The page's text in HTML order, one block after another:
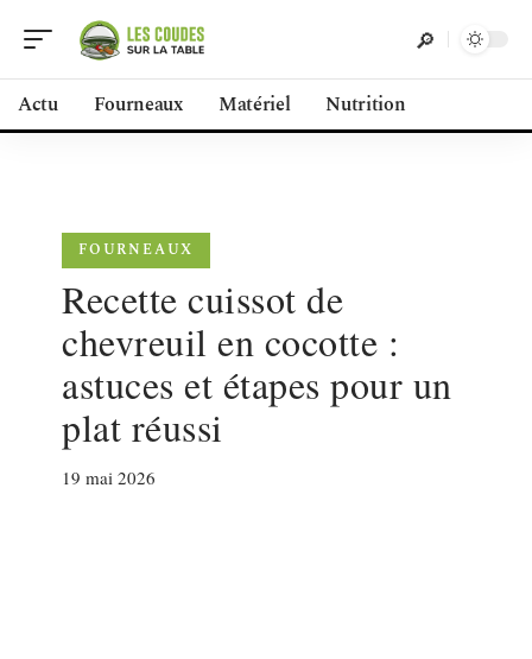
Actu Fourneaux Matériel Nutrition
FOURNEAUX
Recette cuissot de
chevreuil en cocotte :
astuces et étapes pour un
plat réussi
19 mai 2026